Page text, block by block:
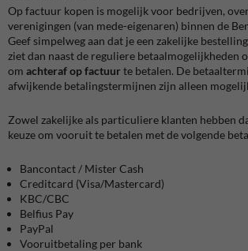
Op factuur kopen is mogelijk voor bedrijven,
verenigingen (van mede-eigenaren) binnen de
Geef simpelweg aan dat je een zakelijke
ziet dan naast de reguliere betaalmogelijkheden
om achteraf op factuurte betalen. De
afwijkende betalingstermijnen zijn alleen
Zowel zakelijke als particuliere klanten hebben
keuze om vooruit te betalen met de volgende
Bancontact / Mister Cash
Creditcard (Visa/Mastercard)
KBC/CBC
Belfius Pay
PayPal
Vooruitbetaling per bank